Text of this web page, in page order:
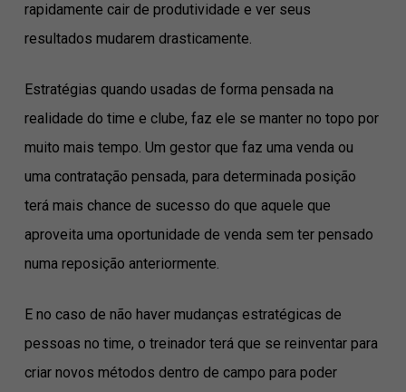
rapidamente cair de produtividade e ver seus
resultados mudarem drasticamente.
Estratégias quando usadas de forma pensada na
realidade do time e clube, faz ele se manter no topo por
muito mais tempo. Um gestor que faz uma venda ou
uma contratação pensada, para determinada posição
terá mais chance de sucesso do que aquele que
aproveita uma oportunidade de venda sem ter pensado
numa reposição anteriormente.
E no caso de não haver mudanças estratégicas de
pessoas no time, o treinador terá que se reinventar para
criar novos métodos dentro de campo para poder